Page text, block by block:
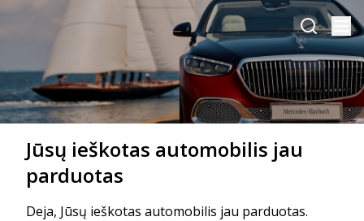
Jūsų ieškotas automobilis jau
parduotas
Deja, Jūsų ieškotas automobilis jau parduotas.